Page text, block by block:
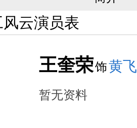
云演员表
王奎荣饰黄飞
暂无资料